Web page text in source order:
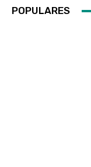
POPULARES